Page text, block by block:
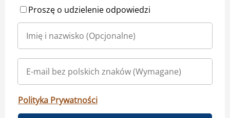
Proszę o udzielenie odpowiedzi
Polityka Prywatności